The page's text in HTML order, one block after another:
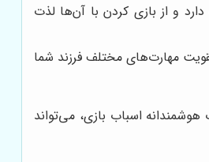
و از بازی کردن با آن‌ها لذت
مهارت‌های مختلف فرزند شما
اسباب بازی، می‌تواند